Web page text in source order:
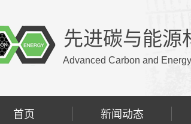
先进碳与能源
Advanced Carbon and
首页 新闻动态